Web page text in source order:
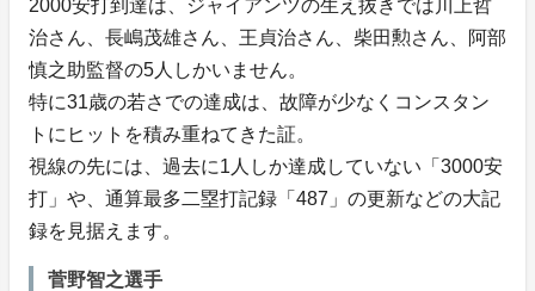
2000安打到達は、ジャイアンツの生え抜きでは川上哲
治さん、長嶋茂雄さん、王貞治さん、柴田勲さん、阿部
慎之助監督の5人しかいません。
特に31歳の若さでの達成は、故障が少なくコンスタン
トにヒットを積み重ねてきた証。
視線の先には、過去に1人しか達成していない「3000安
打」や、通算最多二塁打記録「487」の更新などの大記
録を見据えます。
菅野智之選手